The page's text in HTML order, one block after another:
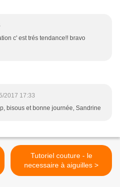
c' est trés tendance!! bravo
2017 17:33
bisous et bonne journée, Sandrine
Tutoriel couture - le
necessaire à aiguilles >